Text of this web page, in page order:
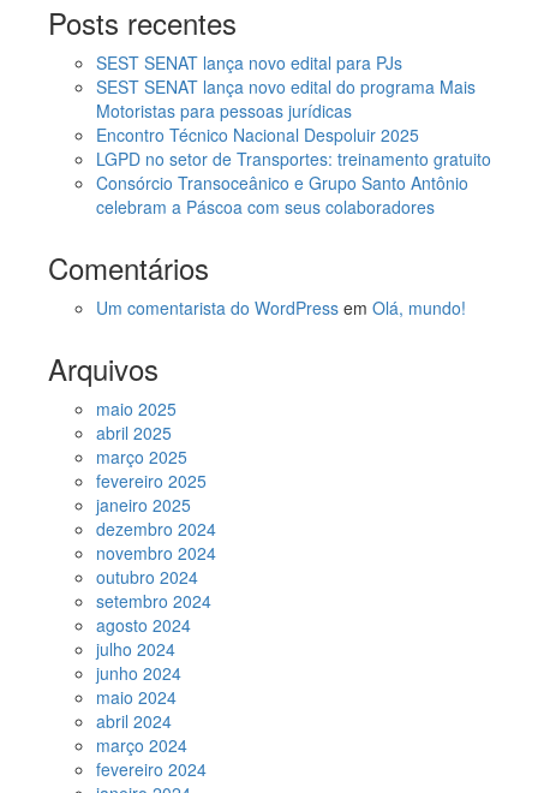
Posts recentes
SEST SENAT lança novo edital para PJs
SEST SENAT lança novo edital do programa Mais
Motoristas para pessoas jurídicas
Encontro Técnico Nacional Despoluir 2025
LGPD no setor de Transportes: treinamento gratuito
Consórcio Transoceânico e Grupo Santo Antônio
celebram a Páscoa com seus colaboradores
Comentários
Um comentarista do WordPress em Olá, mundo!
Arquivos
maio 2025
abril 2025
março 2025
fevereiro 2025
janeiro 2025
dezembro 2024
novembro 2024
outubro 2024
setembro 2024
agosto 2024
julho 2024
junho 2024
maio 2024
abril 2024
março 2024
fevereiro 2024